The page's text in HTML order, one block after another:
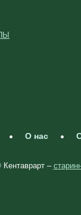
О нас
–